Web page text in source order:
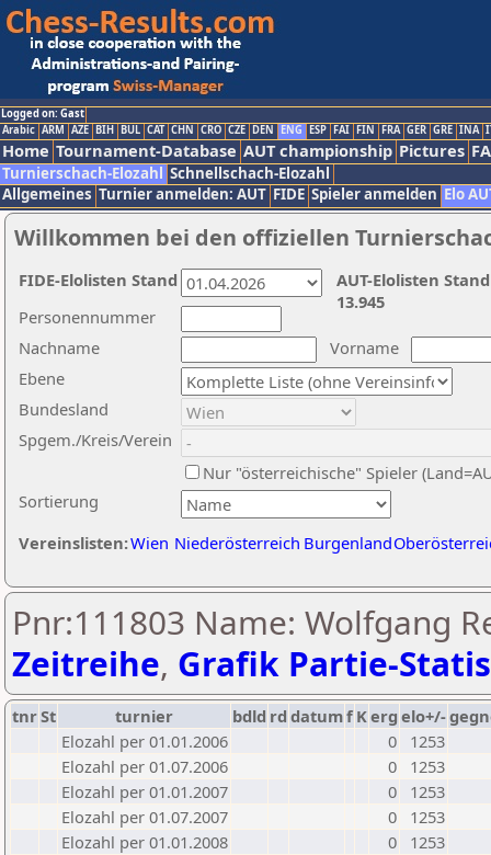
Logged on: Gast
Arabic ARM AZE BIH BUL CAT CHN CRO CZE DEN ENG ESP FAI FIN FRA GER GRE INA
Home Tournament-Database AUT championship Pictures
Turnierschach-Elozahl Schnellschach-Elozahl
Allgemeines Turnier anmelden: AUT FIDE Spieler anmelden Elo
Willkommen bei den offiziellen
Nachname
Vorname
Ebene
Sortierung
Personennummer
Bundesland
Spgem./Kreis/Verein
Nur "österreichische" Spieler
Vereinslisten:Wien Niederösterreich Burgenland
AUT-Elolisten
13.945
FIDE-Elolisten Stand
Pnr:111803 Name: Wolfgang
Zeitreihe, Grafik Partie-
tnrSt turnier bdld rd datumf Kerg elo+/-
Elozahl per 01.01.2006
0
1253
Elozahl per 01.07.2006
0
1253
Elozahl per 01.01.2007
0
1253
Elozahl per 01.07.2007
0
1253
Elozahl per 01.01.2008
0
1253